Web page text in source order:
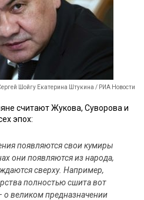
Шойгу Екатерина Штукина / РИА Новости
считают Жукова, Суворова и
эпох:
появляются свои кумиры
они появляются из народа,
сверху. Например,
полностью сшита вот
великом предназначении